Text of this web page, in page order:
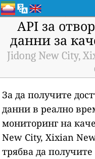
API за
данни за
Jidong New City,
За да получите
данни в реално
мониторинг на
New City, Xixian
трябва да